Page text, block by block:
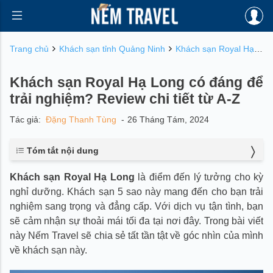
Trang chủ Khách sạn tỉnh Quảng Ninh Khách sạn Royal Hạ Long có đáng để trải nghiệm? Review chi tiết từ A-Z
Khách sạn Royal Hạ Long có đáng để
trải nghiệm? Review chi tiết từ A-Z
Tác giả: Đặng Thanh Tùng - 26 Tháng Tám, 2024
Tóm tắt nội dung
2. Hệ thống phòng nghỉ sang trọng tại khách sạn Royal
Hạ Long
2.1. Phòng khách sạn
2.2. Phòng Villas
3. Casino – Câu lạc bộ Quốc tế Hoàng Gia
3.1. Baccarat
3.2. Roulette
3.3. BlackJack
Khách sạn Royal Hạ Long là điểm đến lý tưởng cho kỳ
nghỉ dưỡng. Khách sạn 5 sao này mang đến cho bạn trải
nghiệm sang trọng và đẳng cấp. Với dịch vụ tận tình, bạn
sẽ cảm nhận sự thoải mái tối đa tại nơi đây. Trong bài viết
này Nếm Travel sẽ chia sẻ tất tần tật về góc nhìn của mình
về khách sạn này.